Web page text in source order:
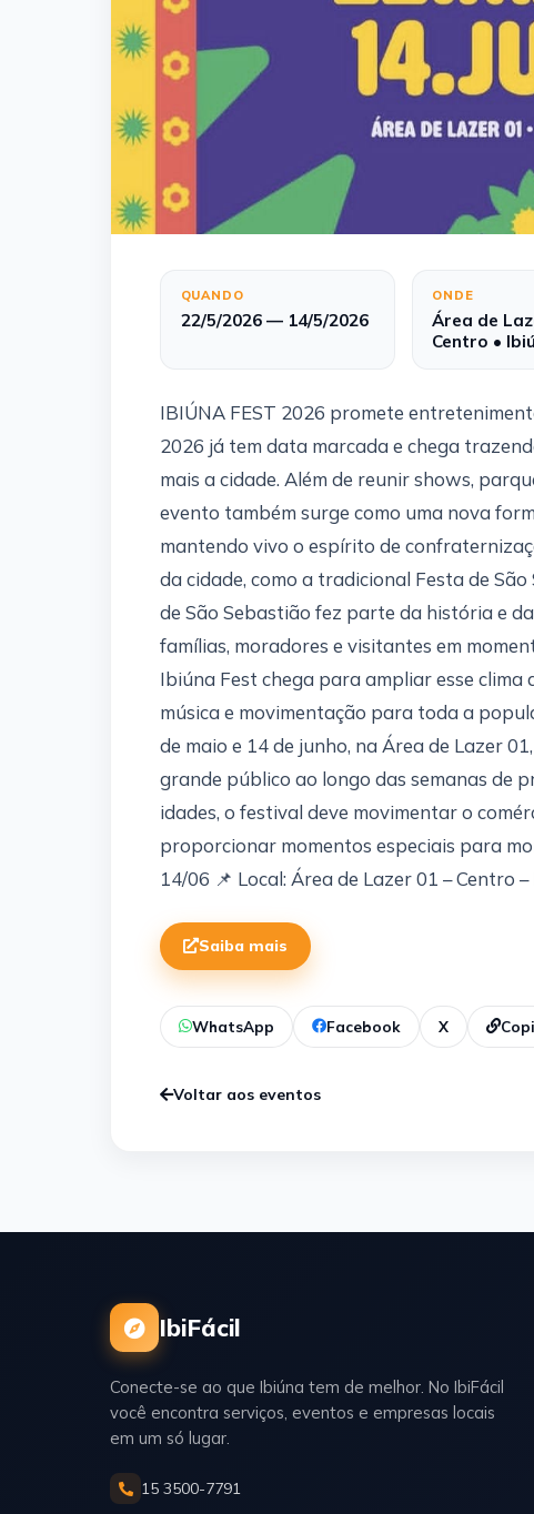
QUANDO
22/5/2026 — 14/5/2026
ONDE
Área de
Centro •
IBIÚNA FEST 2026 promete
2026 já tem data marcada e chega
mais a cidade. Além de reunir shows,
evento também surge como uma nova
mantendo vivo o espírito de
da cidade, como a tradicional Festa de
de São Sebastião fez parte da história e
famílias, moradores e visitantes em
Ibiúna Fest chega para ampliar esse
música e movimentação para toda a
de maio e 14 de junho, na Área de Lazer
grande público ao longo das semanas de
idades, o festival deve movimentar o
proporcionar momentos especiais para
14/06 📌 Local: Área de Lazer 01 – Centro
Saiba mais
WhatsApp Facebook X
Voltar aos eventos
IbiFácil
Conecte-se ao que Ibiúna tem de melhor. No IbiFácil
você encontra serviços, eventos e empresas locais
em um só lugar.
15 3500-7791